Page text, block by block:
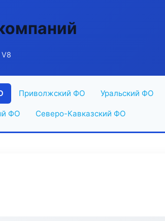
V8
Приволжский ФО Уральский ФО
ФО Северо-Кавказский ФО